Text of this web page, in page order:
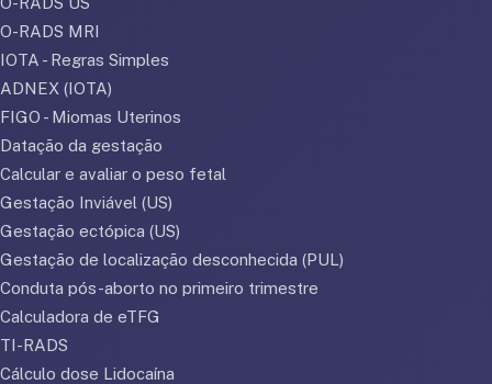
O-RADS MRI
IOTA - Regras Simples
ADNEX (IOTA)
FIGO - Miomas Uterinos
Datação da gestação
Calcular e avaliar o peso fetal
Gestação Inviável (US)
Gestação ectópica (US)
Gestação de localização desconhecida (PUL)
Conduta pós-aborto no primeiro trimestre
Calculadora de eTFG
TI-RADS
Cálculo dose Lidocaína